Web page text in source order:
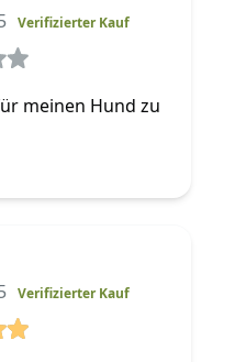
Verifizierter Kauf
meinen Hund zu
Verifizierter Kauf